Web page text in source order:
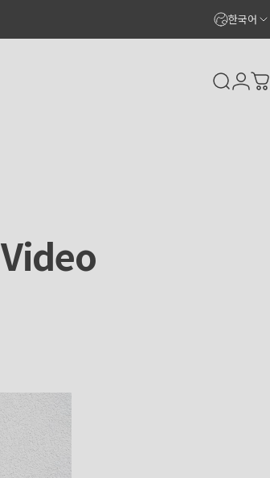
한국어
Search
Video